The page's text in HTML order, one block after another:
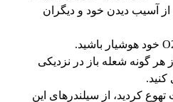
از آسیب دیدن خود و دیگران
هر گونه شعله باز در نزدیکی
کردید، از سیلندرهای این